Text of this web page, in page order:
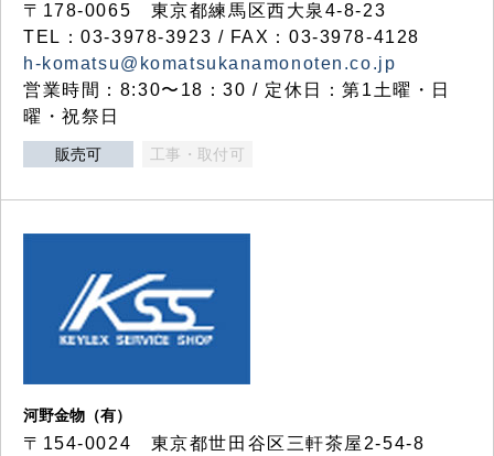
〒178-0065 東京都練馬区西大泉4-8-23
TEL：03-3978-3923 / FAX：03-3978-4128
h-komatsu@komatsukanamonoten.co.jp
営業時間：8:30〜18：30 / 定休日：第1土曜・日
曜・祝祭日
販売可 工事・取付可
河野金物（有）
〒154-0024 東京都世田谷区三軒茶屋2-54-8